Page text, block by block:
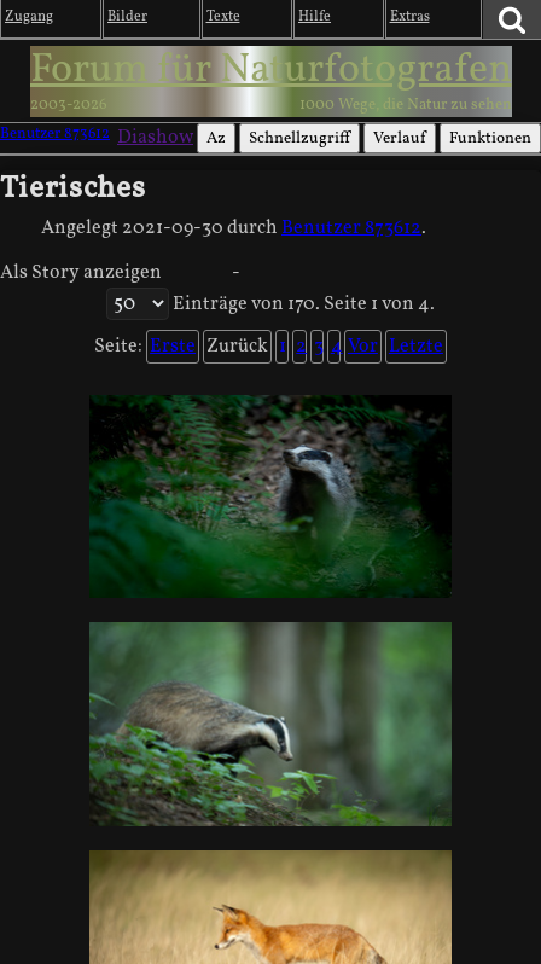
Zugang Bilder Texte Hilfe Extras
Forum für Naturfotografen
2003-2026
1000 Wege, die Natur zu sehen
Benutzer 873612 Diashow Az Schnellzugriff Verlauf Funktionen
Tierisches
Angelegt 2021-09-30durchBenutzer 873612.
Als Story anzeigen
-
Einträge von 170. Seite 1 von 4.
Seite: Erste Zurück 1 2 3 4Vor Letzte